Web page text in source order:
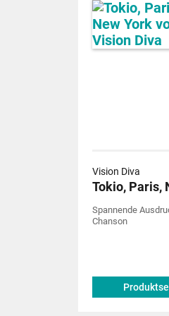
Vision Diva
Tokio, Paris,
Spannende
Chanson